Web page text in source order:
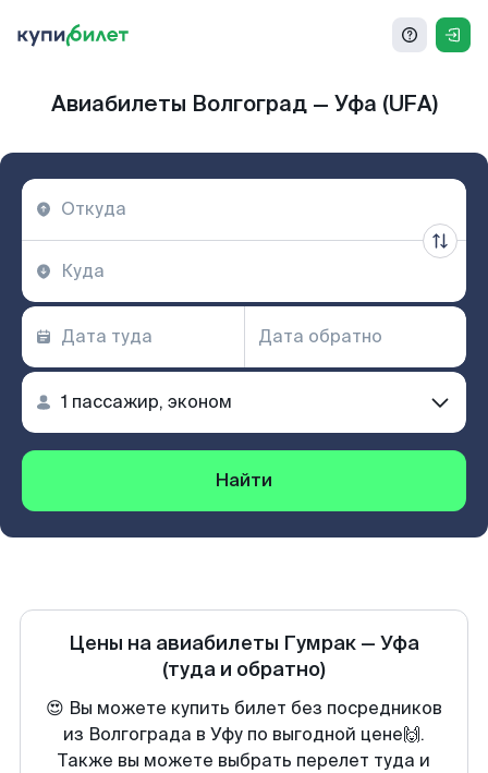
Авиабилеты Волгоград — Уфа (UFA)
Найти
Цены на авиабилеты Гумрак — Уфа
(туда и обратно)
😍 Вы можете купить билет без посредников
из Волгограда в Уфу по выгодной цене🙌.
Также вы можете выбрать перелет туда и